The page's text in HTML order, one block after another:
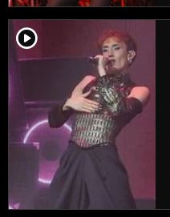
player2